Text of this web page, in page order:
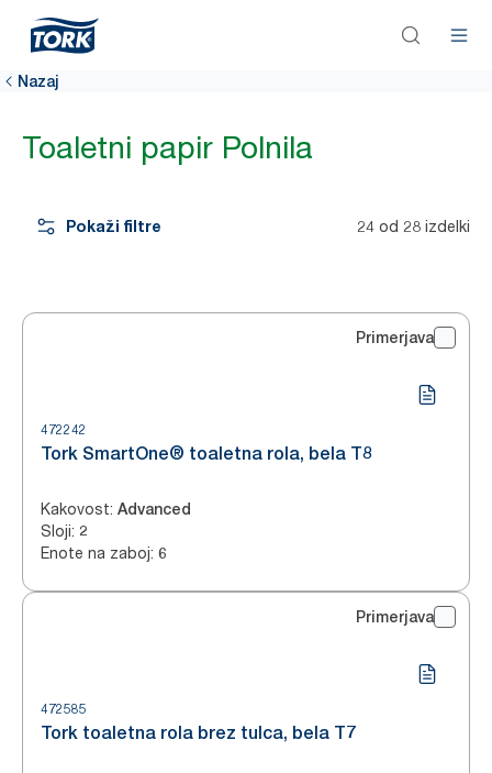
Nazaj
Toaletni papir Polnila
Pokaži filtre 24 od 28 izdelki
Primerjava
472242
Tork SmartOne® toaletna rola, bela T8
Kakovost: Advanced
Sloji: 2
Enote na zaboj: 6
Primerjava
472585
Tork toaletna rola brez tulca, bela T7